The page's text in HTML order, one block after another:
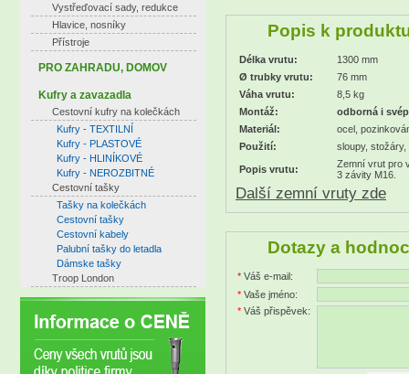
Popis k
Délka vrutu:
1300 mm
Ø trubky vrutu:
76 mm
Váha vrutu:
8,5 kg
Montáž:
odborná i
Materiál:
ocel,
Použití:
sloupy,
Popis vrutu:
Zemní vrut pro
3 závity M16.
Další zemní vruty zde
Dotazy a
* Váš e-mail:
* Vaše jméno:
* Váš přispěvek:
Vystřeďovací sady, redukce
Hlavice, nosníky
Přístroje
PRO ZAHRADU, DOMOV
Kufry a zavazadla
Cestovní kufry na kolečkách
Kufry - TEXTILNÍ
Kufry - PLASTOVÉ
Kufry - HLINÍKOVÉ
Kufry - NEROZBITNÉ
Cestovní tašky
Tašky na kolečkách
Cestovní tašky
Cestovní kabely
Palubní tašky do letadla
Dámske tašky
Troop London